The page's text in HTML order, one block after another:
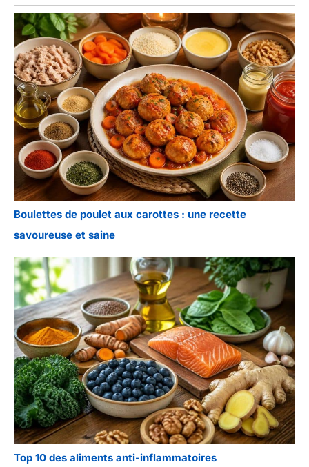
Boulettes de poulet aux carottes : une recette
savoureuse et saine
Top 10 des aliments anti-inflammatoires